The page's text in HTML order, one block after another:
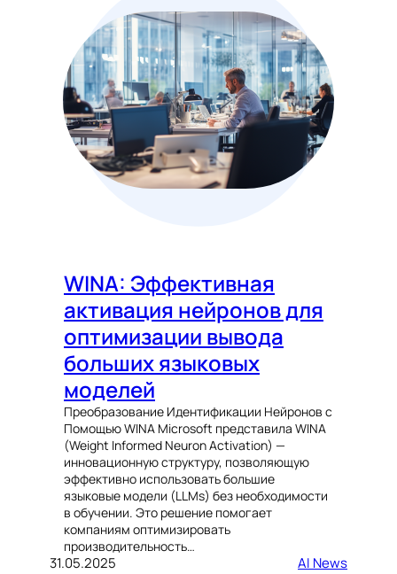
WINA: Эффективная
активация нейронов для
оптимизации вывода
больших языковых
моделей
Преобразование Идентификации Нейронов с
Помощью WINA Microsoft представила WINA
(Weight Informed Neuron Activation) —
инновационную структуру, позволяющую
эффективно использовать большие
языковые модели (LLMs) без необходимости
в обучении. Это решение помогает
компаниям оптимизировать
производительность…
31.05.2025 AI News